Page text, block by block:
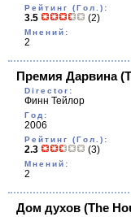
Рейтинг (Гол.):
3.5 (2)
Мнений:
2
Премия Дарвина
Director:
Финн Тейлор
Год:
2006
Рейтинг (Гол.):
2.3 (3)
Мнений:
2
Дом духов (The